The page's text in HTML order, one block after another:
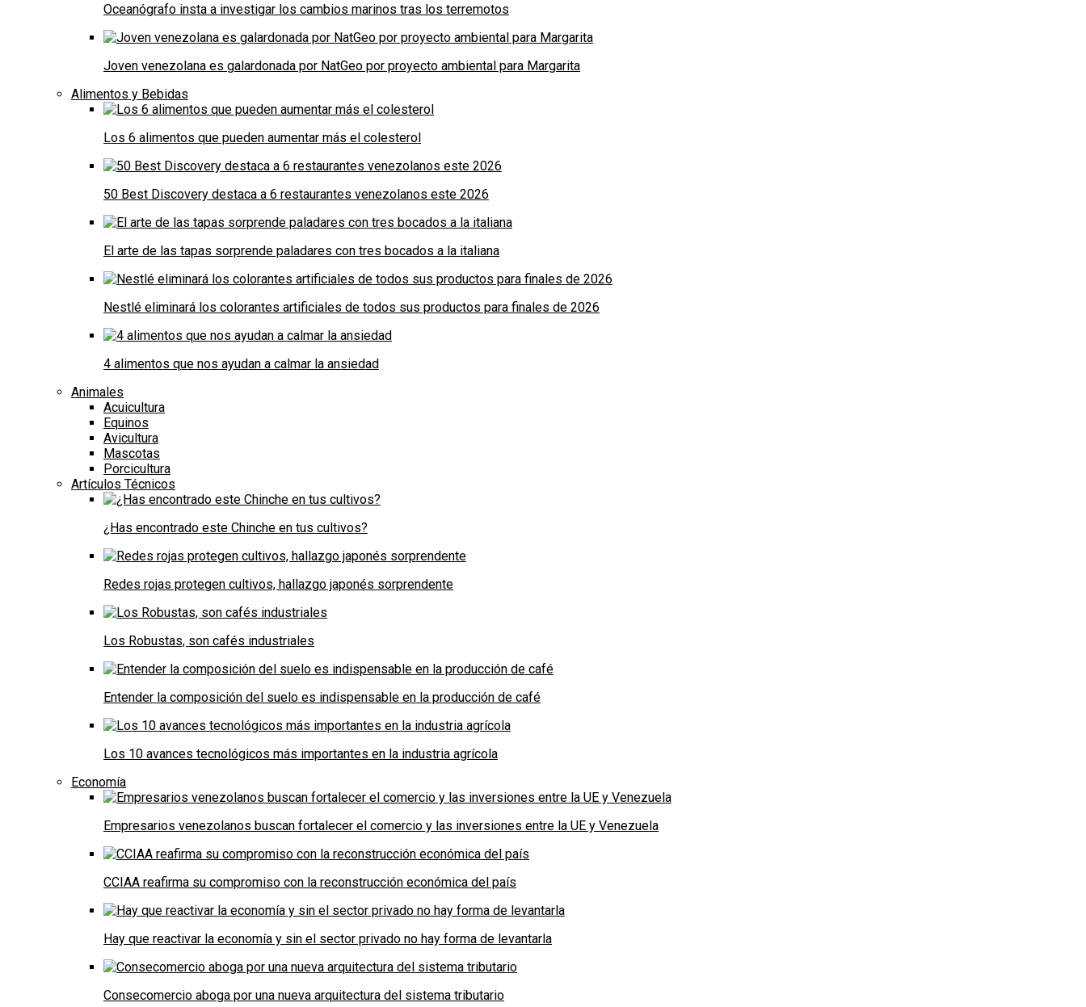
Oceanógrafo insta a investigar los cambios marinos tras los terremotos
Joven venezolana es galardonada por NatGeo por proyecto ambiental para Margarita
Alimentos y Bebidas
Los 6 alimentos que pueden aumentar más el colesterol
50 Best Discovery destaca a 6 restaurantes venezolanos este 2026
El arte de las tapas sorprende paladares con tres bocados a la italiana
Nestlé eliminará los colorantes artificiales de todos sus productos para finales de 2026
4 alimentos que nos ayudan a calmar la ansiedad
Animales
Acuicultura
Equinos
Avicultura
Mascotas
Porcicultura
Artículos Técnicos
¿Has encontrado este Chinche en tus cultivos?
Redes rojas protegen cultivos, hallazgo japonés sorprendente
Los Robustas, son cafés industriales
Entender la composición del suelo es indispensable en la producción de café
Los 10 avances tecnológicos más importantes en la industria agrícola
Economía
Empresarios venezolanos buscan fortalecer el comercio y las inversiones entre la UE y Venezuela
CCIAA reafirma su compromiso con la reconstrucción económica del país
Hay que reactivar la economía y sin el sector privado no hay forma de levantarla
Consecomercio aboga por una nueva arquitectura del sistema tributario